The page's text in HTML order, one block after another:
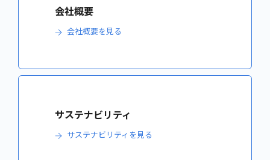
会社概要
会社概要を見る
サステナビリティ
サステナビリティを見る